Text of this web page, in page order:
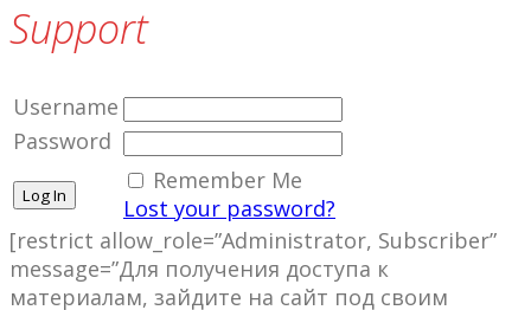
Support
Username
Password
Remember Me
Lost your password?
[restrict allow_role=”Administrator, Subscriber”
message=”Для получения доступа к
материалам, зайдите на сайт под своим